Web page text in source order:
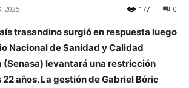
2025 0
177
trasandino surgió en respuesta luego
Nacional de Sanidad y Calidad
levantará una restricción
años. La gestión de Gabriel Bóric